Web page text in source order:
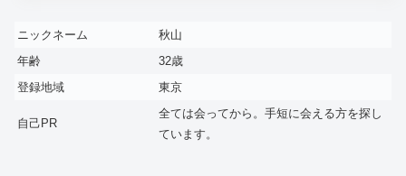
ニックネーム
秋山
年齢
32歳
登録地域
東京
自己PR
全ては会ってから。手短に会える方を探し
ています。